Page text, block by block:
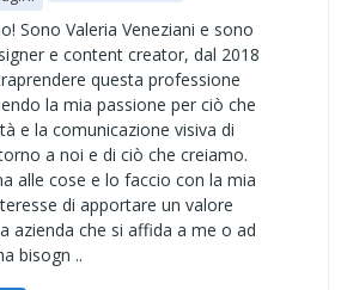
Sono Valeria Veneziani e sono
e content creator, dal 2018
questa professione
la mia passione per ciò che
e la comunicazione visiva di
a noi e di ciò che creiamo.
alle cose e lo faccio con la mia
di apportare un valore
azienda che si affida a me o ad
bisogn ..